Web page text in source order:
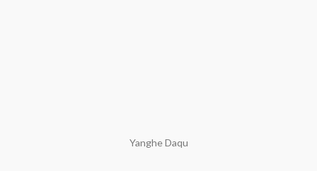
Yanghe Daqu